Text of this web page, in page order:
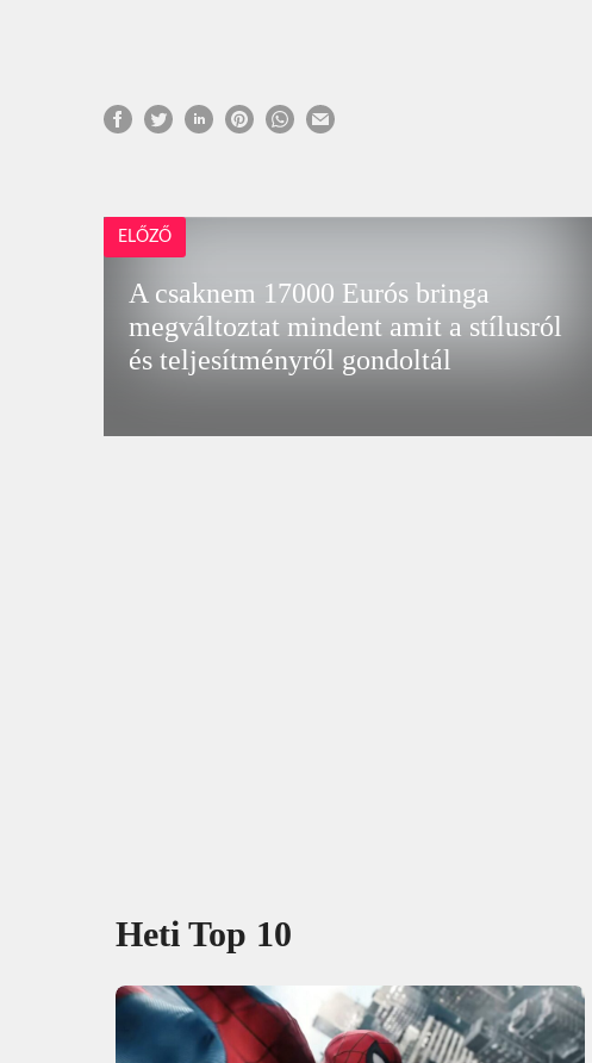
ELŐZŐ
A csaknem 17000 Eurós bringa
megváltoztat mindent amit a stílusról
és teljesítményről gondoltál
Heti Top 10